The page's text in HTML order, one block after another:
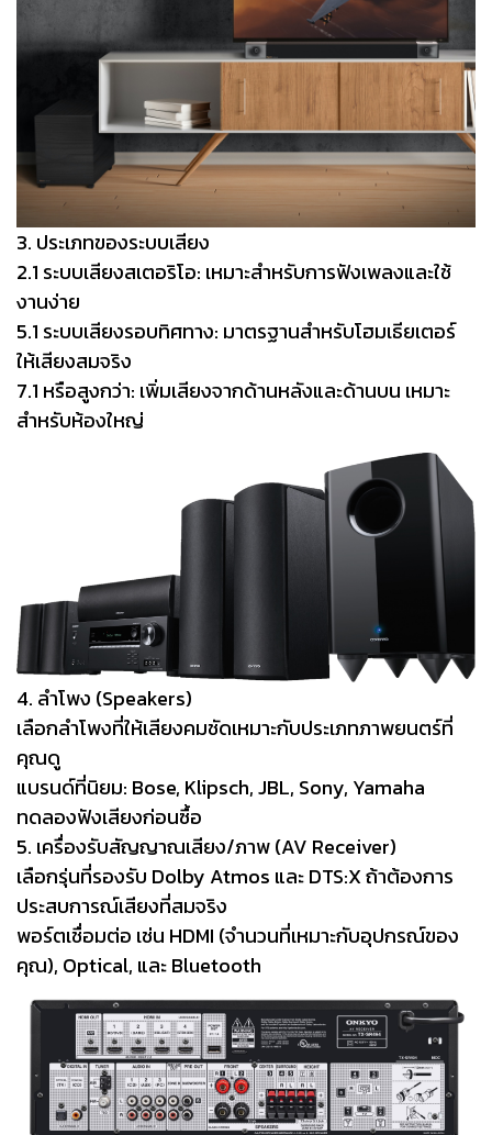
3. ประเภทของระบบเสียง
2.1 ระบบเสียงสเตอริโอ: เหมาะสำหรับการฟังเพลงและใช้
งานง่าย
5.1 ระบบเสียงรอบทิศทาง: มาตรฐานสำหรับโฮมเธียเตอร์
ให้เสียงสมจริง
7.1 หรือสูงกว่า: เพิ่มเสียงจากด้านหลังและด้านบน เหมาะ
สำหรับห้องใหญ่
4. ลำโพง (Speakers)
เลือกลำโพงที่ให้เสียงคมชัดเหมาะกับประเภทภาพยนตร์ที่
คุณดู
แบรนด์ที่นิยม: Bose, Klipsch, JBL, Sony, Yamaha
ทดลองฟังเสียงก่อนซื้อ
5. เครื่องรับสัญญาณเสียง/ภาพ (AV Receiver)
เลือกรุ่นที่รองรับ Dolby Atmos และ DTS:X ถ้าต้องการ
ประสบการณ์เสียงที่สมจริง
พอร์ตเชื่อมต่อ เช่น HDMI (จำนวนที่เหมาะกับอุปกรณ์ของ
คุณ), Optical, และ Bluetooth